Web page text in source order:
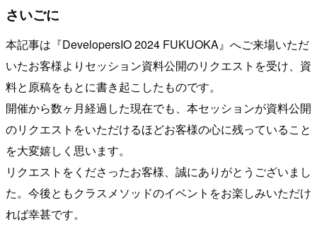
さいごに
本記事は『DevelopersIO 2024 FUKUOKA』へご来場いただ
いたお客様よりセッション資料公開のリクエストを受け、資
料と原稿をもとに書き起こしたものです。
開催から数ヶ月経過した現在でも、本セッションが資料公開
のリクエストをいただけるほどお客様の心に残っていること
を大変嬉しく思います。
リクエストをくださったお客様、誠にありがとうございまし
た。今後ともクラスメソッドのイベントをお楽しみいただけ
れば幸甚です。